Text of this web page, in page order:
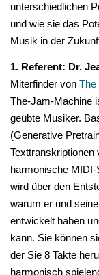
unterschiedlichen
und wie sie das
Musik in der
1. Referent: Dr.
Miterfinder von The
The-Jam-Machine
geübte Musiker.
(Generative
Texttranskriptionen
harmonische
wird über den
warum er und
entwickelt haben
kann. Sie können
der Sie 8 Takte
harmonisch